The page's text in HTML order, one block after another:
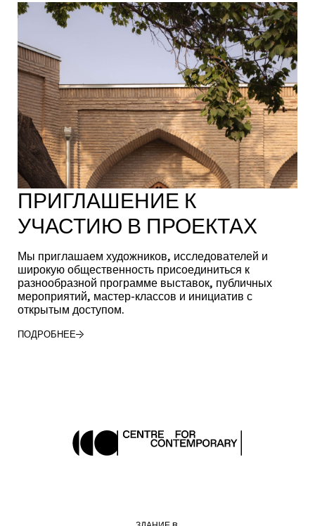
ПРИГЛАШЕНИЕ К
УЧАСТИЮ В ПРОЕКТАХ
Мы приглашаем художников, исследователей и
широкую общественность присоединиться к
разнообразной программе выставок, публичных
мероприятий, мастер-классов и инициатив с
открытым доступом.
ПОДРОБНЕЕ